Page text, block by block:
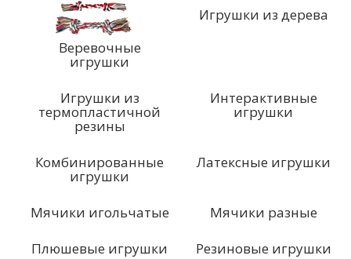
Веревочные
игрушки
Игрушки из дерева
Игрушки из
термопластичной
резины
Интерактивные
игрушки
Комбинированные
игрушки
Латексные игрушки
Мячики игольчатые
Мячики разные
Плюшевые игрушки
Резиновые игрушки